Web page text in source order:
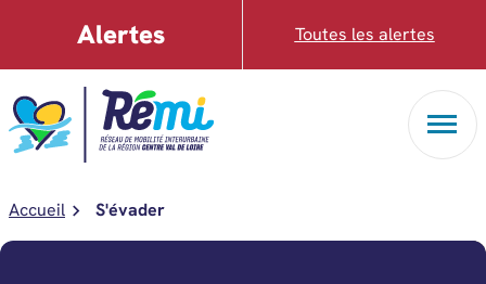
Aller au menu
Aller au contenu
Alertes Toutes les alertes
Accueil S'évader